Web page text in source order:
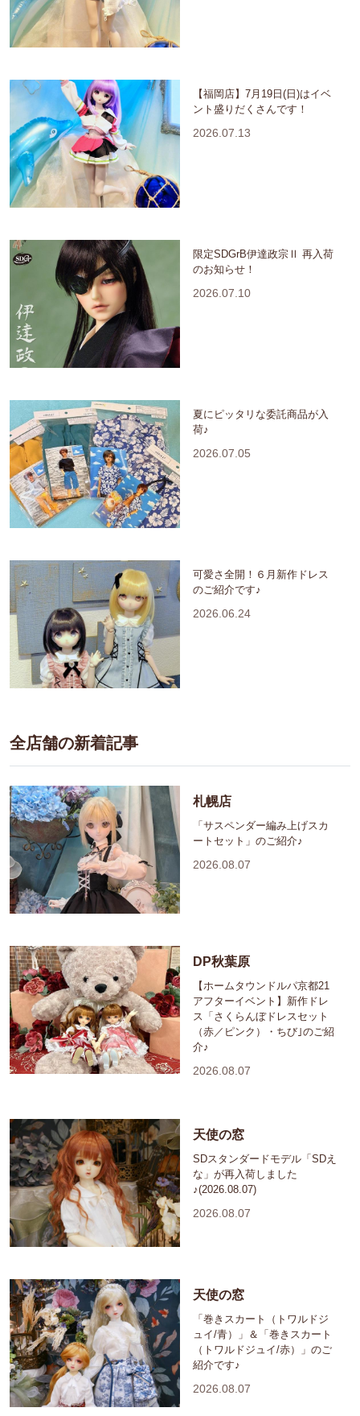
【福岡店】7月19日(日)はイベ
ント盛りだくさんです！
2026.07.13
限定SDGrB伊達政宗Ⅱ 再入荷
のお知らせ！
2026.07.10
夏にピッタリな委託商品が入
荷♪
2026.07.05
可愛さ全開！６月新作ドレス
のご紹介です♪
2026.06.24
全店舗の新着記事
札幌店
「サスペンダー編み上げスカ
ートセット」のご紹介♪
2026.08.07
DP秋葉原
【ホームタウンドルパ京都21
アフターイベント】新作ドレ
ス「さくらんぼドレスセット
（赤／ピンク）・ちび｣のご紹
介♪
2026.08.07
天使の窓
SDスタンダードモデル「SDえ
な」が再入荷しました
♪(2026.08.07)
2026.08.07
天使の窓
「巻きスカート（トワルドジ
ュイ/青）」＆「巻きスカート
（トワルドジュイ/赤）」のご
紹介です♪
2026.08.07